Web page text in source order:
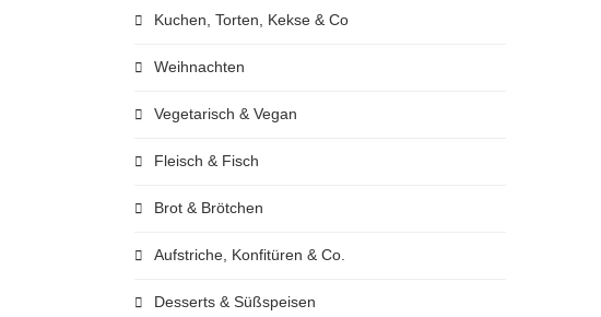
Kuchen, Torten, Kekse & Co
Weihnachten
Vegetarisch & Vegan
Fleisch & Fisch
Brot & Brötchen
Aufstriche, Konfitüren & Co.
Desserts & Süßspeisen